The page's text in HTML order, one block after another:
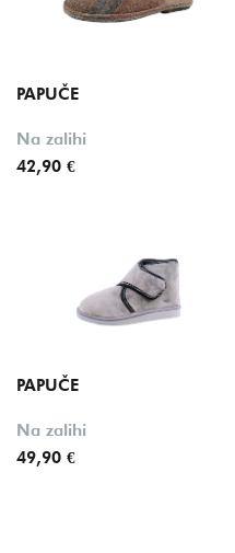
PAPUČE
Na zalihi
42,90 €
PAPUČE
Na zalihi
49,90 €